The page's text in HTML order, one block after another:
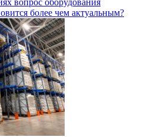
вопрос оборудования
более чем актуальным?